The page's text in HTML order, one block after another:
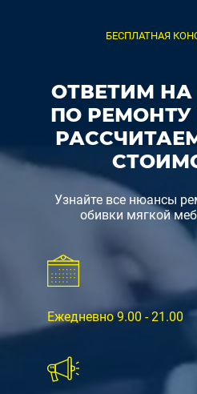
БЕСПЛАТНАЯ
ОТВЕТИМ
ПО РЕМОНТУ
Узнайте все нюансы
обивки мягкой
Ежедневно 9.00 - 21.00